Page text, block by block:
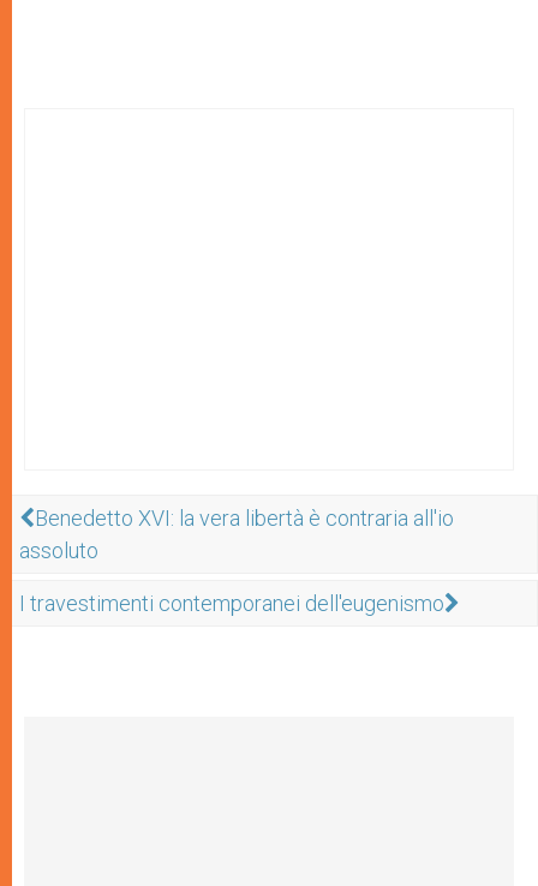
Benedetto XVI: la vera libertà è contraria all'io
assoluto
I travestimenti contemporanei dell'eugenismo